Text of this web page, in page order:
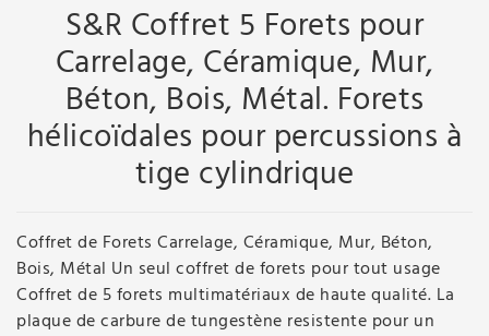
S&R Coffret 5 Forets pour
Carrelage, Céramique, Mur,
Béton, Bois, Métal. Forets
hélicoïdales pour percussions à
tige cylindrique
Coffret de Forets Carrelage, Céramique, Mur, Béton,
Bois, Métal Un seul coffret de forets pour tout usage
Coffret de 5 forets multimatériaux de haute qualité. La
plaque de carbure de tungestène resistente pour un